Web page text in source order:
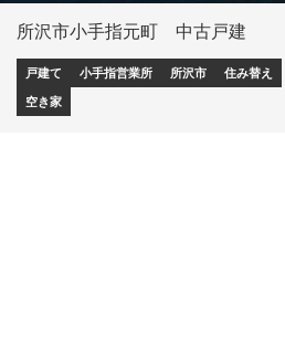
所沢市小手指元町 中古戸建
戸建て 小手指営業所 所沢市
住み替え
空き家